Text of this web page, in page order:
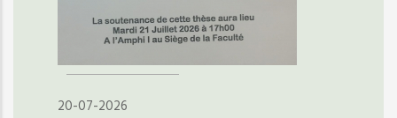
20-07-2026